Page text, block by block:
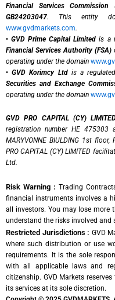
Financial Services Commission
GB24203047. This entity
www.gvdmarkets.com.
•GVD Prime Capital Limited is a
Financial Services Authority (FSA)
operating under the domain
•GVD Korimcy Ltdis a
Securities and Exchange
operating under the domain
GVD PRO CAPITAL (CY)
registration number HE 475303
MARYVONNE BIULDING 1st
PRO CAPITAL (CY) LIMITED
Ltd.
Risk Warning : Trading
financial instruments involves a
all investors. You may lose more
understand the risks involved and
Restricted Jurisdictions : GVD
where such distribution or use
requirements. It is the sole
with all applicable laws and
citizenship. GVD Markets
its services at its sole discretion.